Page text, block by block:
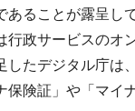
ることが露呈し
政サービスの
たデジタル庁
険証」や「マイ